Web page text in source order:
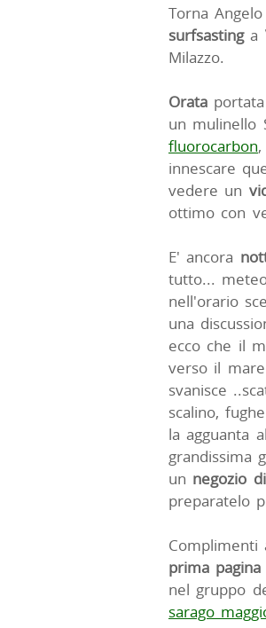
Torna
surfsastinga
Milazzo.
Orata
un mulinello
fluorocarbon
innescare
vedere un
ottimo con
E' ancora
tutto...
nell'orario
una
ecco che il
verso il
svanisce
scalino,
la agguanta
grandissima
un negozio
preparatelo
prima pagina
nel gruppo
sarago